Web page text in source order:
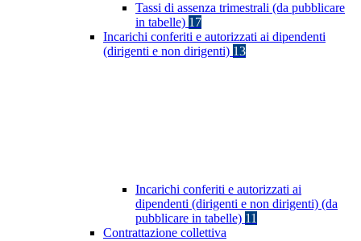
Tassi di assenza trimestrali (da pubblicare
in tabelle) 17
Incarichi conferiti e autorizzati ai dipendenti
(dirigenti e non dirigenti) 13
Incarichi conferiti e autorizzati ai
dipendenti (dirigenti e non dirigenti) (da
pubblicare in tabelle) 11
Contrattazione collettiva